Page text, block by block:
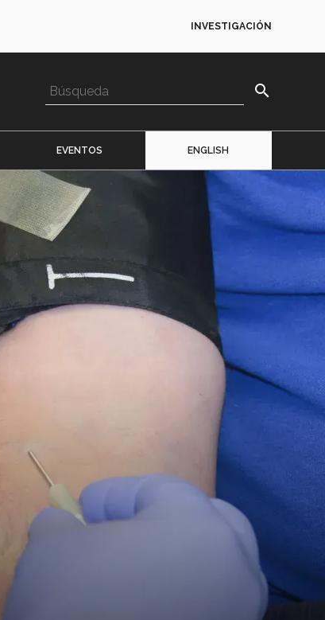
INVESTIGACIÓN
search
EVENTOS ENGLISH